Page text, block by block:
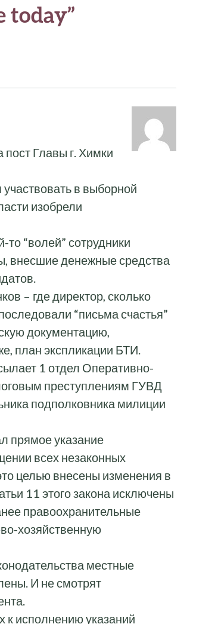
today”
Главы г. Химки
участвовать в выборной
изобрели
то “волей” сотрудники
внесшие денежные средства
– где директор, сколько
“письма счастья”
документацию,
план экспликации БТИ.
1 отдел Оперативно-
преступлениям ГУВД
подполковника милиции
прямое указание
всех незаконных
целью внесены изменения в
11 этого закона исключены
правоохранительные
хозяйственную
местные
И не смотрят
к исполнению указаний